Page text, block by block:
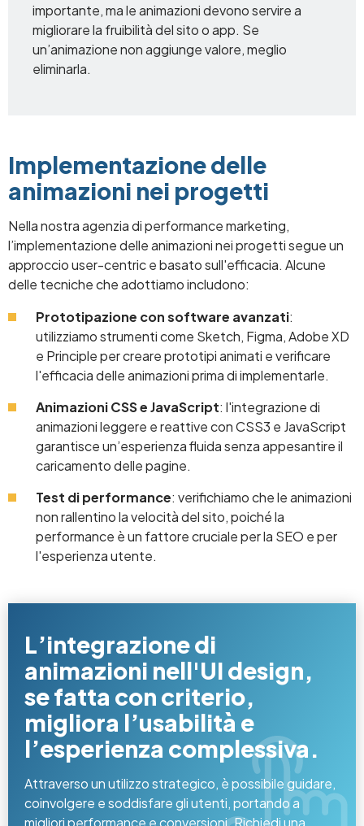
importante, ma le animazioni devono servire a
migliorare la fruibilità del sito o app. Se
un’animazione non aggiunge valore, meglio
eliminarla.
Implementazione delle
animazioni nei progetti
Nella nostra agenzia di performance marketing,
l’implementazione delle animazioni nei progetti segue un
approccio user-centric e basato sull'efficacia. Alcune
delle tecniche che adottiamo includono:
Prototipazione con software avanzati:
utilizziamo strumenti come Sketch, Figma, Adobe XD
e Principle per creare prototipi animati e verificare
l'efficacia delle animazioni prima di implementarle.
Animazioni CSS e JavaScript: l'integrazione di
animazioni leggere e reattive con CSS3 e JavaScript
garantisce un’esperienza fluida senza appesantire il
caricamento delle pagine.
Test di performance: verifichiamo che le animazioni
non rallentino la velocità del sito, poiché la
performance è un fattore cruciale per la SEO e per
l'esperienza utente.
L’integrazione di
animazioni nell'UI design,
se fatta con criterio,
migliora l’usabilità e
l’esperienza complessiva.
Attraverso un utilizzo strategico, è possibile guidare,
coinvolgere e soddisfare gli utenti, portando a
migliori performance e conversioni. Richiedi una